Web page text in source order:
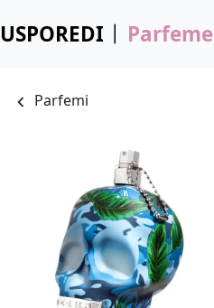
USPOREDI Parfeme
Parfemi